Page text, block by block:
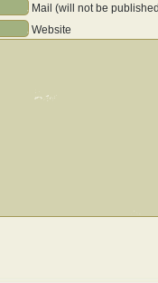
Mail (will not be
Website